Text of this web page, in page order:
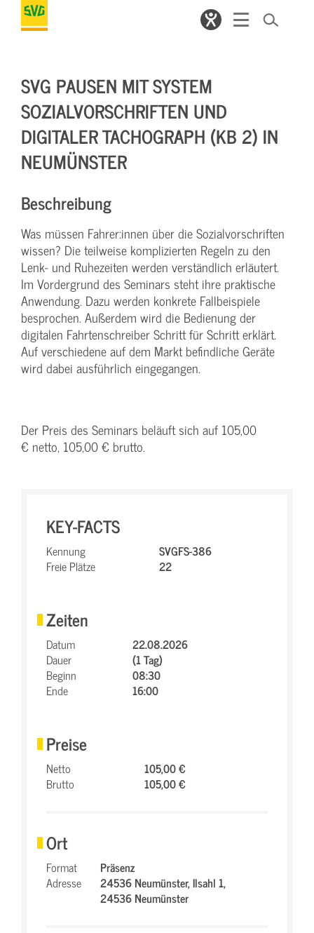
SVG PAUSEN MIT SYSTEM
SOZIALVORSCHRIFTEN UND
DIGITALER TACHOGRAPH (KB 2) IN
NEUMÜNSTER
Beschreibung
Was müssen Fahrer:innen über die Sozialvorschriften
wissen? Die teilweise komplizierten Regeln zu den
Lenk- und Ruhezeiten werden verständlich erläutert.
Im Vordergrund des Seminars steht ihre praktische
Anwendung. Dazu werden konkrete Fallbeispiele
besprochen. Außerdem wird die Bedienung der
digitalen Fahrtenschreiber Schritt für Schritt erklärt.
Auf verschiedene auf dem Markt befindliche Geräte
wird dabei ausführlich eingegangen.
Der Preis des Seminars beläuft sich auf 105,00
€ netto, 105,00 € brutto.
KEY-FACTS
Kennung
SVGFS-386
Freie Plätze
22
Zeiten
Datum
22.08.2026
Dauer
(1 Tag)
Beginn
08:30
Ende
16:00
Preise
Netto
105,00 €
Brutto
105,00 €
Ort
Format
Präsenz
Adresse
24536 Neumünster,Ilsahl 1,
24536 Neumünster